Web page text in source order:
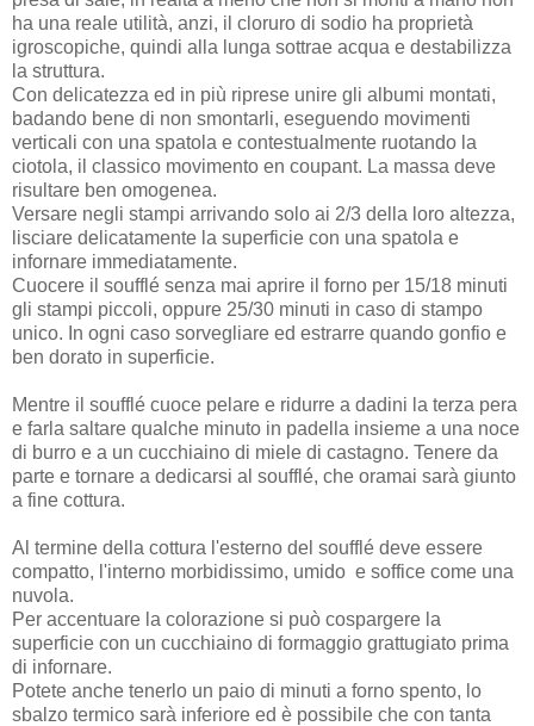
ha una reale utilità, anzi, il cloruro di sodio ha proprietà
igroscopiche, quindi alla lunga sottrae acqua e destabilizza
la struttura.
Con delicatezza ed in più riprese unire gli albumi montati,
badando bene di non smontarli, eseguendo movimenti
verticali con una spatola e contestualmente ruotando la
ciotola, il classico movimento en coupant. La massa deve
risultare ben omogenea.
Versare negli stampi arrivando solo ai 2/3 della loro altezza,
lisciare delicatamente la superficie con una spatola e
infornare immediatamente.
Cuocere il soufflé senza mai aprire il forno per 15/18 minuti
gli stampi piccoli, oppure 25/30 minuti in caso di stampo
unico. In ogni caso sorvegliare ed estrarre quando gonfio e
ben dorato in superficie.
Mentre il soufflé cuoce pelare e ridurre a dadini la terza pera
e farla saltare qualche minuto in padella insieme a una noce
di burro e a un cucchiaino di miele di castagno. Tenere da
parte e tornare a dedicarsi al soufflé, che oramai sarà giunto
a fine cottura.
Al termine della cottura l'esterno del soufflé deve essere
compatto, l'interno morbidissimo, umido e soffice come una
nuvola.
Per accentuare la colorazione si può cospargere la
superficie con un cucchiaino di formaggio grattugiato prima
di infornare.
Potete anche tenerlo un paio di minuti a forno spento, lo
sbalzo termico sarà inferiore ed è possibile che con tanta